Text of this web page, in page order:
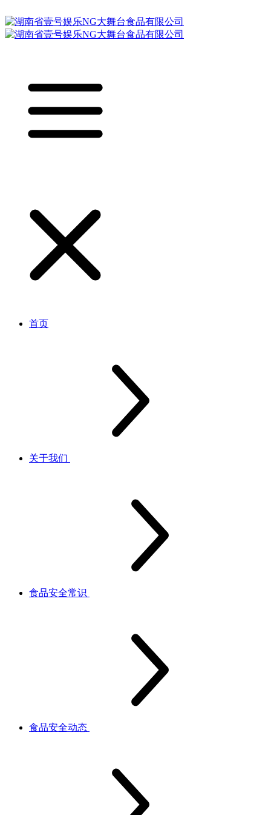
首页
关于我们
食品安全常识
食品安全动态